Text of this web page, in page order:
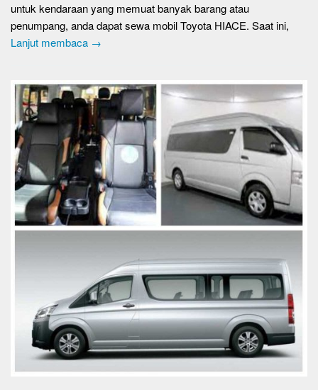
untuk kendaraan yang memuat banyak barang atau
penumpang, anda dapat sewa mobil Toyota HIACE. Saat ini,
Lanjut membaca →